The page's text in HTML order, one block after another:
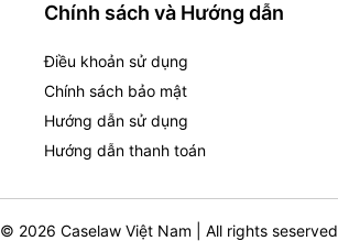
Chính sách và Hướng dẫn
Điều khoản sử dụng
Chính sách bảo mật
Hướng dẫn sử dụng
Hướng dẫn thanh toán
© 2026 Caselaw Việt Nam | All rights seserved